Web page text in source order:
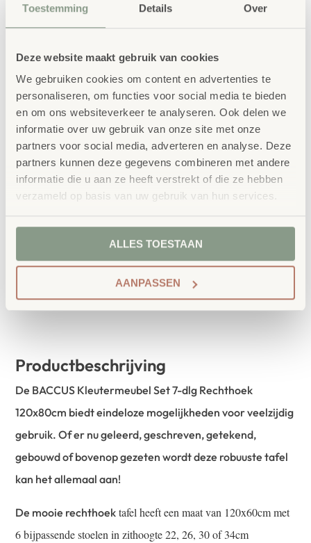
Toestemming Details Over
Deze website maakt gebruik van cookies
We gebruiken cookies om content en advertenties te
personaliseren, om functies voor social media te bieden
en om ons websiteverkeer te analyseren. Ook delen we
informatie over uw gebruik van onze site met onze
partners voor social media, adverteren en analyse. Deze
partners kunnen deze gegevens combineren met andere
informatie die u aan ze heeft verstrekt of die ze hebben
verzameld op basis van uw gebruik van hun services.
ALLES TOESTAAN
AANPASSEN
inzet & opstelling in de kinderopvang.
Hoogte
Decor tafelblad
IN WINKELWAGEN
Productbeschrijving
De BACCUS Kleutermeubel Set 7-dlg Rechthoek
120x80cm biedt eindeloze mogelijkheden voor veelzijdig
gebruik. Of er nu geleerd, geschreven, getekend,
gebouwd of bovenop gezeten wordt deze robuuste tafel
kan het allemaal aan!
De mooie rechthoek tafel heeft een maat van 120x60cm met
6 bijpassende stoelen in zithoogte 22, 26, 30 of 34cm